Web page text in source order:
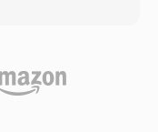
xử lý nhiều
thanh, lệnh
hoặc